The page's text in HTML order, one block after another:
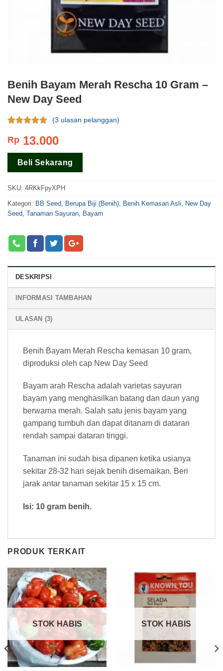
Benih Bayam Merah Rescha 10 Gram –
New Day Seed
dari 5
pelanggan
(3 ulasan pelanggan)
Rp 13.000
Beli Sekarang
SKU: 4RKkFpyXPH
Kategori: BB Seed Berupa Biji (Benih) Benih Kemasan Asli
New Day
Seed Tanaman Sayuran Bayam
DESKRIPSI
INFORMASI TAMBAHAN
ULASAN (3)
Benih Bayam Merah Rescha kemasan 10 gram,
diproduksi oleh cap New Day Seed
Bayam arah Rescha adalah varietas sayuran
bayam yang menghasilkan batang dan daun yang
berwarna merah. Salah satu jenis bayam yang
gampang tumbuh dan dapat ditanam di dataran
rendah sampai dataran tinggi.
Tanaman ini sudah bisa dipanen ketika usianya
sekitar 28-32 hari sejak benih disemaikan. Beri
jarak antar tanaman sekitar 15 x 15 cm.
Isi: 10 gram benih.
PRODUK TERKAIT
STOK HABIS STOK HABIS